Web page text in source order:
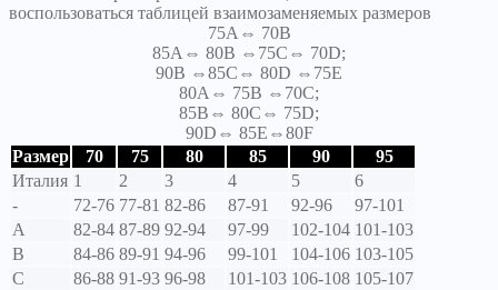
воспользоваться таблицей взаимозаменяемых размеров
75A⇔ 70B
85A⇔ 80B ⇔75C⇔ 70D;
90B ⇔85C⇔ 80D ⇔75E
80A⇔ 75B ⇔70C;
85B⇔ 80C⇔ 75D;
90D⇔ 85E⇔80F
Размер
70 75 80 85 90
95
Италия 1 2 3 4 5
6
-
72-76 77-81 82-86 87-91 92-96
97-101
A
82-84 87-89 92-94 97-99 102-104 101-103
B
84-86 89-91 94-96 99-101 104-106 103-105
C
86-88 91-93 96-98 101-103 106-108 105-107